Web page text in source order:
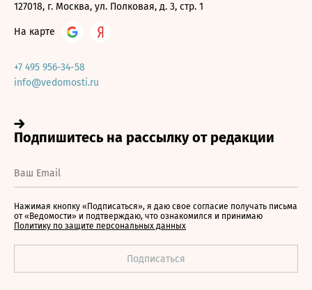
127018, г. Москва, ул. Полковая, д. 3, стр. 1
На карте
+7 495 956-34-58
info@vedomosti.ru
Нажимая кнопку «Подписаться», я даю свое согласие получать письма
от «Ведомости» и подтверждаю, что ознакомился и принимаю
Политику по защите персональных данных